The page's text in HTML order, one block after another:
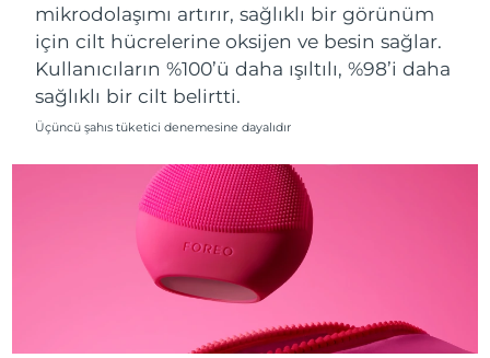
mikrodolaşımı artırır, sağlıklı bir görünüm
için cilt hücrelerine oksijen ve besin sağlar.
Kullanıcıların %100’ü daha ışıltılı, %98’i daha
sağlıklı bir cilt belirtti.
Üçüncü şahıs tüketici denemesine dayalıdır
Singapur Tahmini teslim tarihi 8/14/26
Slovakya Tahmini teslim tarihi 8/12/26
Slovenya Tahmini teslim tarihi
Tahmini teslim tarihi
Tahmini teslim tarihi
Tahmini teslim tarihi
Tahmini teslim tarihi8/12/26